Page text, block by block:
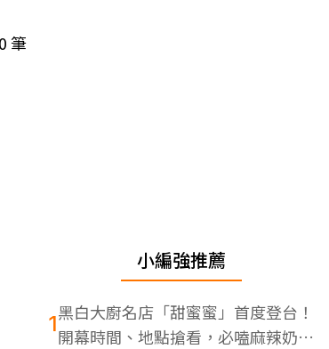
0筆
小編強推薦
1黑白大廚名店「甜蜜蜜」首度登台！
開幕時間、地點搶看，必嗑麻辣奶油